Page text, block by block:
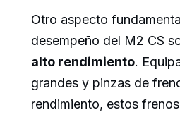
Otro aspecto
desempeño del M2 CS
alto rendimiento.
grandes y pinzas de
rendimiento, estos